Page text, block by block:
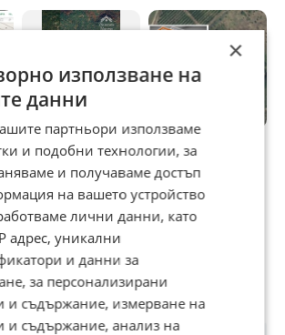
Продава
ЗЕМЕДЕЛСКА
ЗЕМЯ, гр. Батак,
област Пазарджик
198 780 €
388 779,89 лв
Продава
ЗЕМЕДЕЛСКА
ЗЕМЯ, гр.
Пловдив, област
Пловдив
160 000 €
312 932,80 лв
×
използване на
данни
партньори използваме
и подобни технологии, за
и получаваме достъп
на вашето устройство
лични данни, като
адрес, уникални
и данни за
за персонализирани
и съдържание, измерване на
и съдържание, анализ на